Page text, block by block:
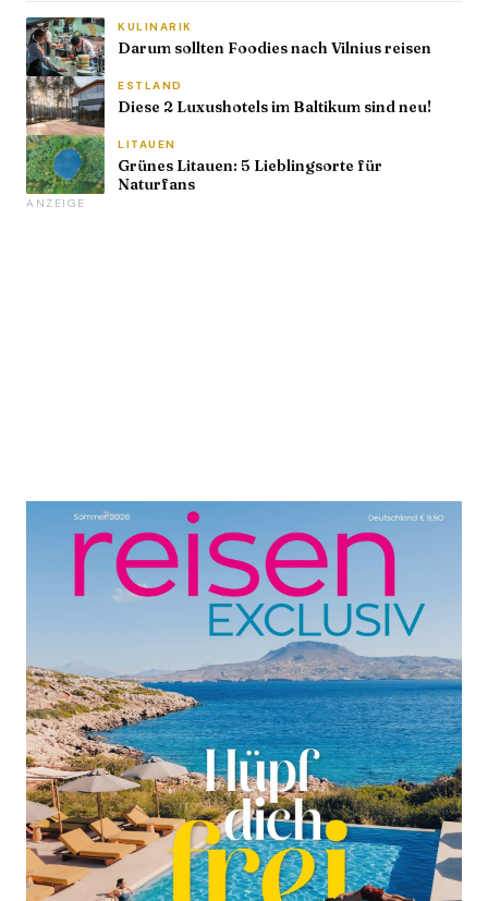
KULINARIK
Darum sollten Foodies nach Vilnius reisen
ESTLAND
Diese 2 Luxushotels im Baltikum sind neu!
LITAUEN
Grünes Litauen: 5 Lieblingsorte für
Naturfans
ANZEIGE